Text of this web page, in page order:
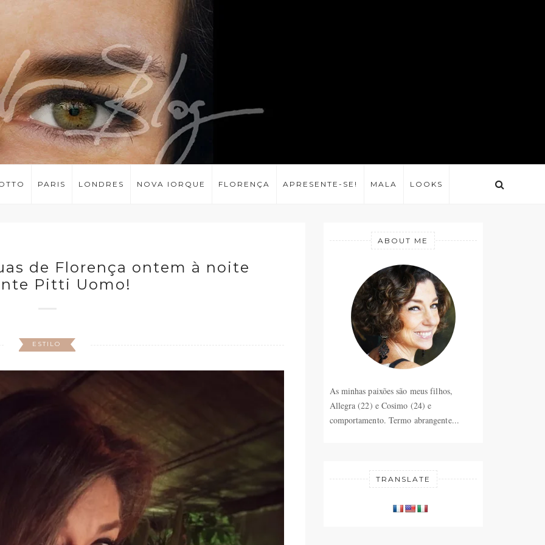
PARIS LONDRES NOVA IORQUE FLORENÇA APRESENTE-SE! MALA LOOKS
de Florença ontem à noite
Pitti Uomo!
ESTILO
ABOUT ME
As minhas paixões são meus filhos,
Allegra (22) e Cosimo (24) e
comportamento. Termo abrangente...
TRANSLATE